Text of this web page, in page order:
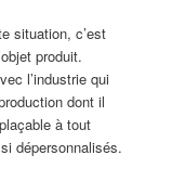
situation, c’est
produit.
l’industrie qui
dont il
à tout
dépersonnalisés.